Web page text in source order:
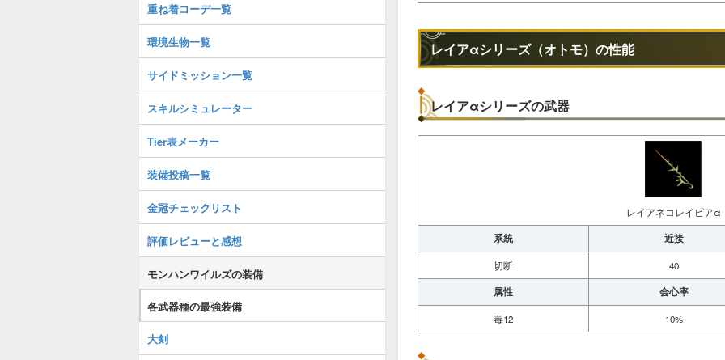
レイアαシリーズ（オトモ）の性能
レイアαシリーズの武器
レイアネコレイピアα
系統 近接
切断 40
属性 会心率
毒12 10%
重ね着コーデ一覧
環境生物一覧
サイドミッション一覧
スキルシミュレーター
Tier表メーカー
装備投稿一覧
金冠チェックリスト
評価レビューと感想
モンハンワイルズの装備
各武器種の最強装備
大剣